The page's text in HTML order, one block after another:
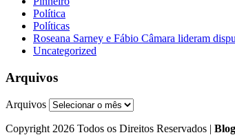
Política
Políticas
Roseana Sarney e Fábio Câmara lideram
Uncategorized
Arquivos
Arquivos
Copyright 2026 Todos os Direitos Reservados |